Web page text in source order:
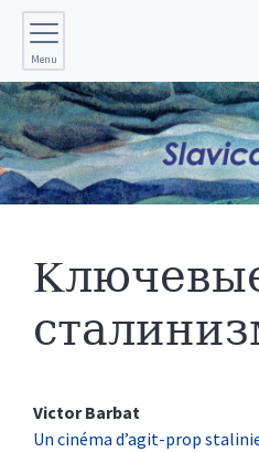
Menu
VictorBarbat
Un cinéma d’agit-prop